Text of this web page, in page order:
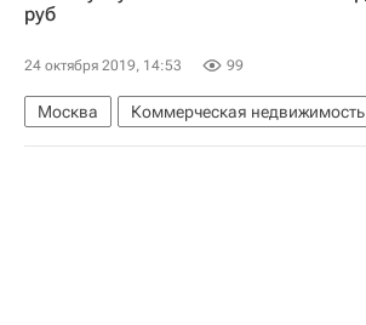
Россия
руб
24 октября 2019, 14:53 99
Москва
Коммерческая недвижимость
ГК "А101"